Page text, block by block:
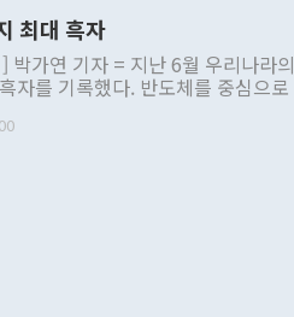
근거한 비현실적 구상'이라는 비판
관련 발언이 물의를 빚은 적은 여
공개적으로 부정적 입장을 표명한
북 접근법과 월권을 제어해야 한다
최대 흑자
박가연 기자 = 지난 6월 우리나라
자를 기록했다. 반도체를 중심으
르